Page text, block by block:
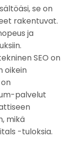
se on
rakentuvat.
ja
SEO on
oikein
palvelut
mikä
-tuloksia.